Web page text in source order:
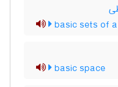
basic sets of
basic space